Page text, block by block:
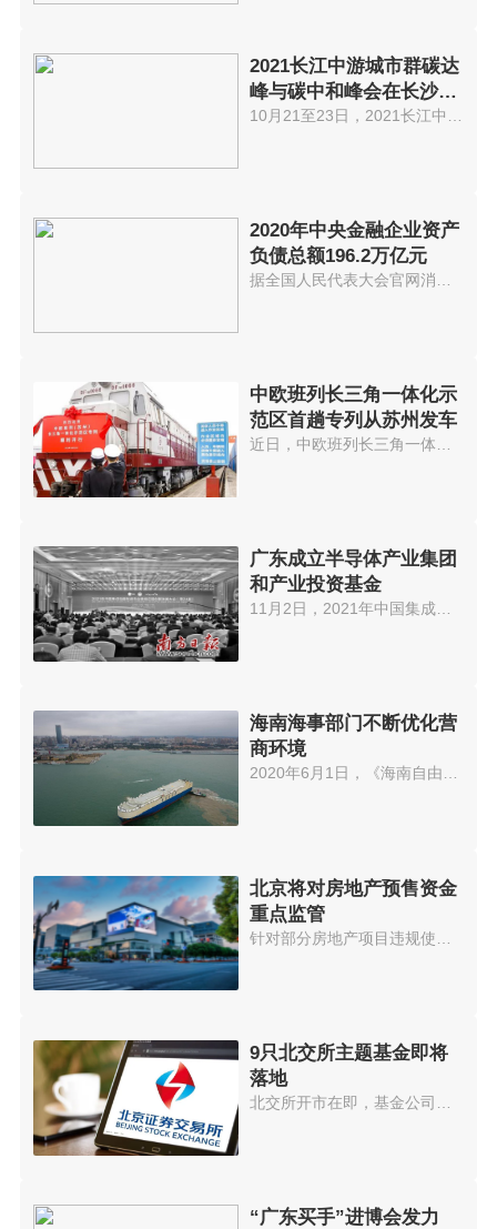
2021长江中游城市群碳达
峰与碳中和峰会在长沙举
办
2020年中央金融企业资产
负债总额196.2万亿元
中欧班列长三角一体化示
范区首趟专列从苏州发车
广东成立半导体产业集团
和产业投资基金
11月2日，2021年中国集成电路制...
海南海事部门不断优化营
商环境
2020年6月1日，《海南自由贸易港...
北京将对房地产预售资金
重点监管
9只北交所主题基金即将
落地
“广东买手”进博会发力